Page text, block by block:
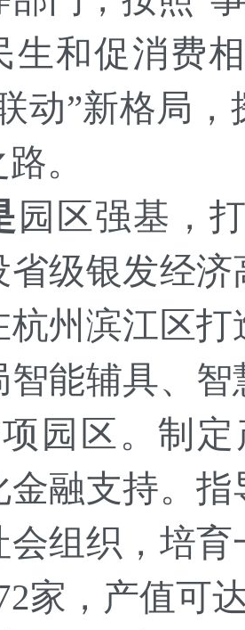
生和促消费
动”新格局
。
园区强基，
省级银发经
杭州滨江区
智能辅具、
园区。制
金融支持。
会组织，培
家，产值可